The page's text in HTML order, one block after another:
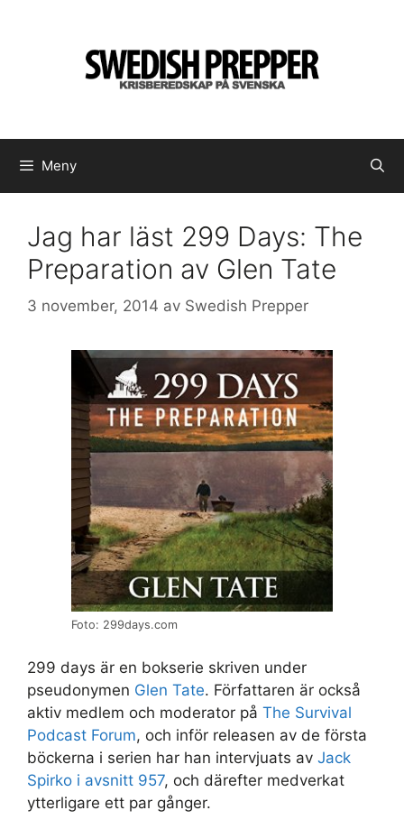
Meny
Jag har läst 299 Days: The
Preparation av Glen Tate
3 november, 2014 av Swedish Prepper
Foto: 299days.com
299 days är en bokserie skriven under
pseudonymen Glen Tate. Författaren är också
aktiv medlem och moderator på The Survival
Podcast Forum, och inför releasen av de första
böckerna i serien har han intervjuats av Jack
Spirko i avsnitt 957, och därefter medverkat
ytterligare ett par gånger.